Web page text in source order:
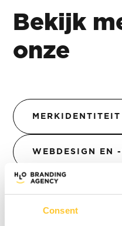
Consent
Bekijk
onze
MERKIDENTITEIT
WEBDESIGN EN